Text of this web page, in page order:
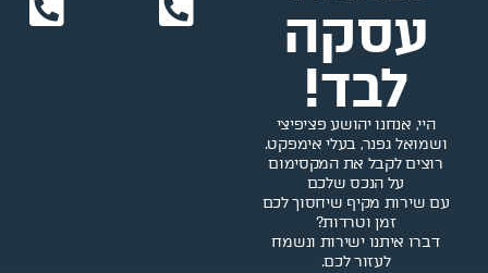
עסקה
לבד!
היי, אנחנו יהושע פציפיצי
ושמואל גפנר, בעלי אימפקט.
רוצים לקבל את המקסימום
על הנכס שלכם
עם שירות מקיף שיחסוך לכם
זמן וטרדות?
דברו איתנו ישירות ונשמח
לעזור לכם.